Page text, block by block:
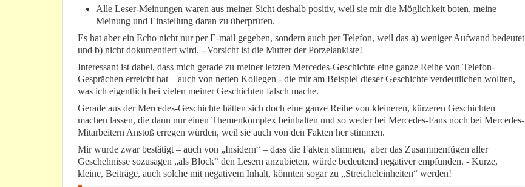
Alle Leser-Meinungen waren aus meiner Sicht deshalb positiv, weil sie mir die Möglichkeit boten, meine
Meinung und Einstellung daran zu überprüfen.
Es hat aber ein Echo nicht nur per E-mail gegeben, sondern auch per Telefon, weil das a) weniger Aufwand bedeutet
und b) nicht dokumentiert wird. - Vorsicht ist die Mutter der Porzelankiste!
Interessant ist dabei, dass mich gerade zu meiner letzten Mercedes-Geschichte eine ganze Reihe von Telefon-
Gesprächen erreicht hat – auch von netten Kollegen - die mir am Beispiel dieser Geschichte verdeutlichen wollten,
was ich eigentlich bei vielen meiner Geschichten falsch mache.
Gerade aus der Mercedes-Geschichte hätten sich doch eine ganze Reihe von kleineren, kürzeren Geschichten
machen lassen, die dann nur einen Themenkomplex beinhalten und so weder bei Mercedes-Fans noch bei Mercedes-
Mitarbeitern Anstoß erregen würden, weil sie auch von den Fakten her stimmen.
Mir wurde zwar bestätigt – auch von „Insidern“ – dass die Fakten stimmen, aber das Zusammenfügen aller
Geschehnisse sozusagen „als Block“ den Lesern anzubieten, würde bedeutend negativer empfunden. - Kurze,
kleine, Beiträge, auch solche mit negativem Inhalt, könnten sogar zu „Streicheleinheiten“ werden!